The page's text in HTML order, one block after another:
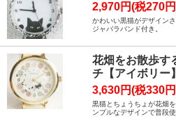
2,970円(税270
かわいい黒猫がデザイン
ジャバラバンド付き。
花畑をお散歩す
チ【アイボリー】
3,630円(税330
黒猫とちょうちょが花畑
ンプルなデザインで普段使